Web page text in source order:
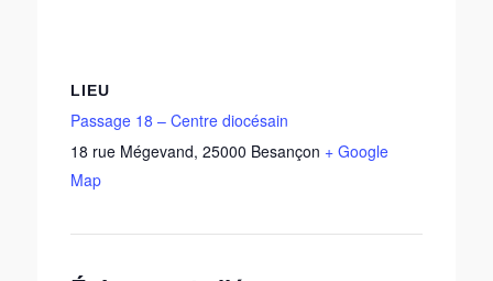
LIEU
Passage 18 – Centre diocésain
18 rue Mégevand, 25000 Besançon + Google
Map